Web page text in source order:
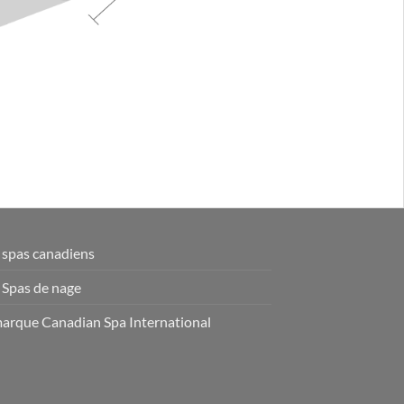
canadiens
de nage
Canadian Spa International